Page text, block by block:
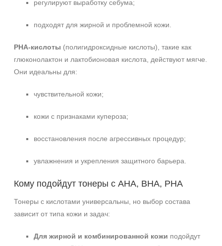
Молочная кислота
Пантенол
Показать еще
регулируют выработку себума;
подходят для жирной и проблемной кожи.
PHA-кислоты (полигидроксидные кислоты), такие как
глюконолактон и лактобионовая кислота, действуют мягче.
Они идеальны для:
чувствительной кожи;
кожи с признаками купероза;
восстановления после агрессивных процедур;
увлажнения и укрепления защитного барьера.
Кому подойдут тонеры с AHA, BHA, PHA
Тонеры с кислотами универсальны, но выбор состава
зависит от типа кожи и задач:
Для жирной и комбинированной кожи подойдут